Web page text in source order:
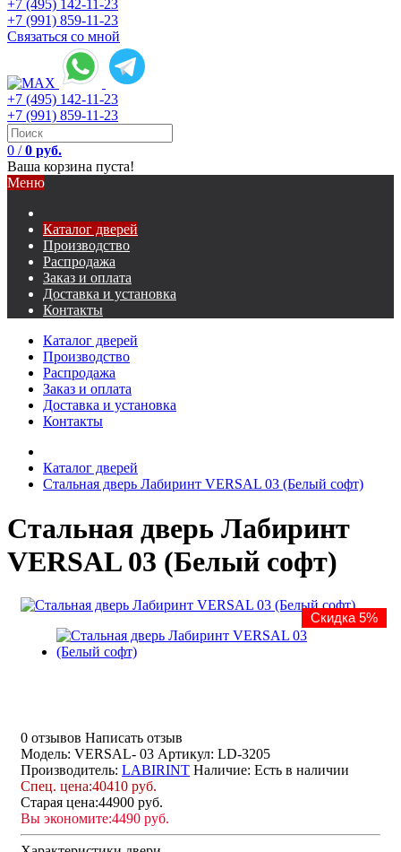
+7 (495) 142-11-23
+7 (991) 859-11-23
Связаться со мной
+7 (495) 142-11-23
+7 (991) 859-11-23
0 / 0 руб.
Ваша корзина пуста!
Меню
Каталог дверей
Производство
Распродажа
Заказ и оплата
Доставка и установка
Контакты
Каталог дверей
Производство
Распродажа
Заказ и оплата
Доставка и установка
Контакты
Каталог дверей
Стальная дверь Лабиринт VERSAL 03 (Белый софт)
Стальная дверь Лабиринт
VERSAL 03 (Белый софт)
Скидка 5%
0 отзывов Написать отзыв
Модель: VERSAL- 03 Артикул: LD-3205
Производитель: LABIRINT Наличие: Есть в наличии
Спец. цена:40410 руб.
Старая цена:44900 руб.
Вы экономите:4490 руб.